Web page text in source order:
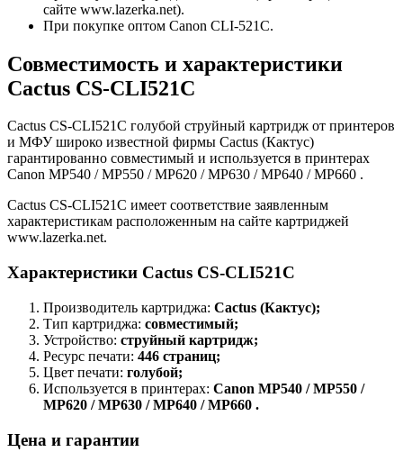
сайте www.lazerka.net).
При покупке оптом Canon CLI-521C.
Совместимость и характеристики
Cactus CS-CLI521C
Cactus CS-CLI521C голубой струйный картридж от принтеров
и МФУ широко известной фирмы Cactus (Кактус)
гарантированно совместимый и используется в принтерах
Canon MP540 / MP550 / MP620 / MP630 / MP640 / MP660 .
Cactus CS-CLI521C имеет соответствие заявленным
характеристикам расположенным на сайте картриджей
www.lazerka.net.
Характеристики Cactus CS-CLI521C
Производитель картриджа: Cactus (Кактус);
Тип картриджа: совместимый;
Устройство: струйный картридж;
Ресурс печати: 446 страниц;
Цвет печати: голубой;
Используется в принтерах: Canon MP540 / MP550 /
MP620 / MP630 / MP640 / MP660 .
Цена и гарантии